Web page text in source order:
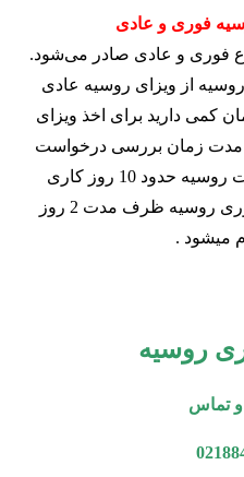
فوری و عادی
فوری و عادی صادر می‌شود.
از ویزای روسیه عادی
کمی دارید برای اخذ ویزای
مدت زمان بررسی درخواست
ویزای عادی روسیه درسفارت روسیه حدود 10 روز کاری
است .در صورتی که ویزای فوری روسیه ظرف مدت 2 روز
میشود .
روسیه
تماس